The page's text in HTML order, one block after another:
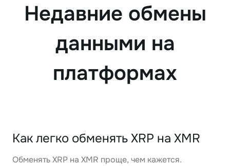
Недавние обмены
данными на
платформах
Как легко обменять XRP на XMR
Обменять XRP на XMR проще, чем кажется.